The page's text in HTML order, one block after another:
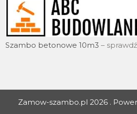
Szambo betonowe 10m3 –
Zamow-szambo.pl 2026 .